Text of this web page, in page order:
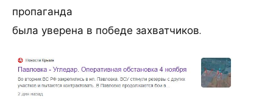
пропаганда
была уверена в победе захватчиков.